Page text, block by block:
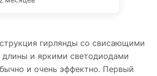
гирлянды со свисающими
длины и яркими светодиодами
и очень эффектно. Первый